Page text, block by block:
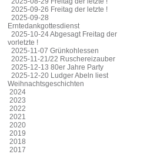
2025-09-26 Freitag der letzte !
2025-09-28
Erntedankgottesdienst
2025-10-24 Abgesagt Freitag der
vorletzte !
2025-11-07 Grünkohlessen
2025-11-21/22 Ruschereizauber
2025-12-13 80er Jahre Party
2025-12-20 Ludger Abeln liest
Weihnachtsgeschichten
2024
2023
2022
2021
2020
2019
2018
2017